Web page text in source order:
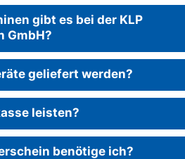
gibt es bei der KLP
GmbH?
geliefert werden?
leisten?
benötige ich?